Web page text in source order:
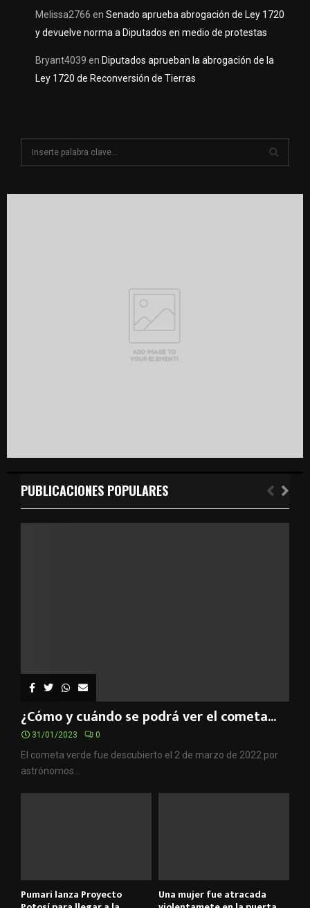
Melissa2766 en Senado aprueba abrogación de Ley 1720
y devuelve norma a Diputados en medio de protestas
Bryant4039 en Diputados aprueban la abrogación de la
Ley 1720 de Reconversión de Tierras
PUBLICACIONES POPULARES
¿Cómo y cuándo se podrá ver el cometa...
31/01/2023 0
El cometa verde fue descubierto el 2 de marzo de 2022 por
astrónomos...
Pumari lanza Proyecto Una mujer fue atracada